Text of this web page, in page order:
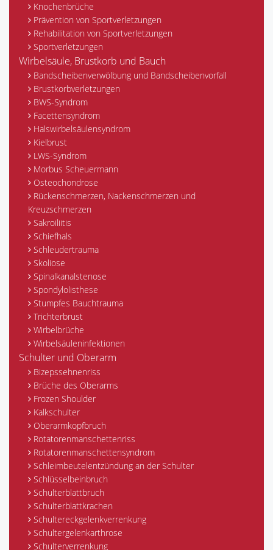
Knochenbrüche
Prävention von Sportverletzungen
Rehabilitation von Sportverletzungen
Sportverletzungen
Wirbelsäule, Brustkorb und Bauch
Bandscheibenverwölbung und Bandscheibenvorfall
Brustkorbverletzungen
BWS-Syndrom
Facettensyndrom
Halswirbelsäulensyndrom
Kielbrust
LWS-Syndrom
Morbus Scheuermann
Osteochondrose
Rückenschmerzen, Nackenschmerzen und
Kreuzschmerzen
Sakroiliitis
Schiefhals
Schleudertrauma
Skoliose
Spinalkanalstenose
Spondylolisthese
Stumpfes Bauchtrauma
Trichterbrust
Wirbelbrüche
Wirbelsäuleninfektionen
Schulter und Oberarm
Bizepssehnenriss
Brüche des Oberarms
Frozen Shoulder
Kalkschulter
Oberarmkopfbruch
Rotatorenmanschettenriss
Rotatorenmanschettensyndrom
Schleimbeutelentzündung an der Schulter
Schlüsselbeinbruch
Schulterblattbruch
Schulterblattkrachen
Schultereckgelenkverrenkung
Schultergelenkarthrose
Schulterverrenkung